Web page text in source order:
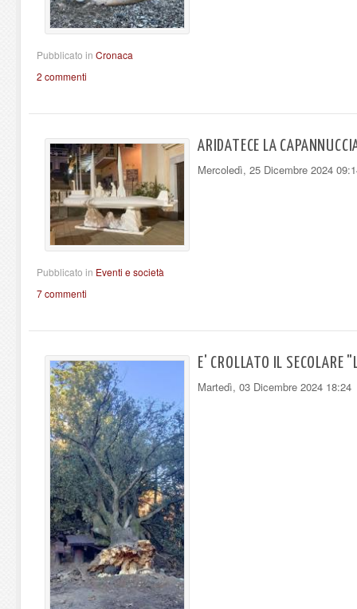
Pubblicato in Cronaca
2 commenti
ARIDATECE LA
Mercoledì, 25 Dicembre 2024
Pubblicato in Eventi e società
7 commenti
E' CROLLATO IL SECOLARE
Martedì, 03 Dicembre 2024 18:24